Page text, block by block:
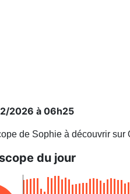
2026 à 06h25
de Sophie à découvrir
du jour